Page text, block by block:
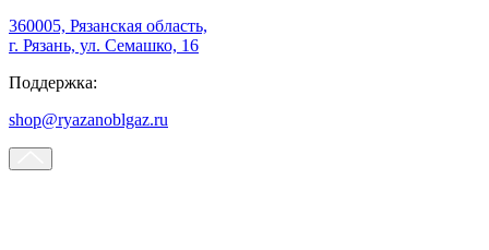
360005, Рязанская область,
г. Рязань, ул. Семашко, 16
Поддержка:
shop@ryazanoblgaz.ru